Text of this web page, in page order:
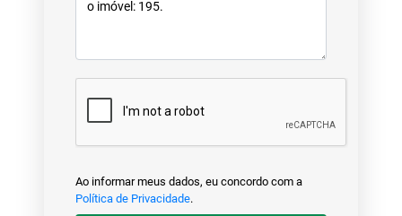
Ao informar meus dados, eu concordo com a
Política de Privacidade.